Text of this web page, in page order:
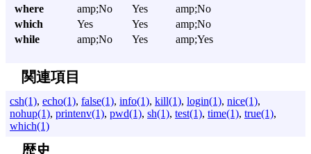
where
amp;No Yes
amp;No
which
Yes Yes
amp;No
while
amp;No Yes amp;Yes
関連項目
csh(1), echo(1), false(1), info(1), kill(1), login(1), nice(1),
nohup(1), printenv(1), pwd(1), sh(1), test(1), time(1), true(1),
which(1)
歴史